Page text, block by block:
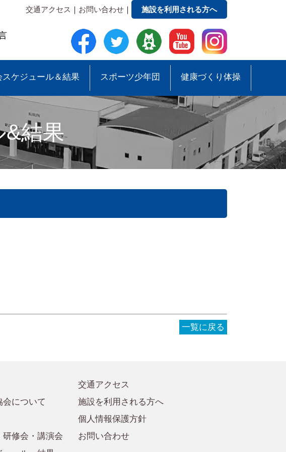
交通アクセス ｜ お問い合わせ ｜ 施設を利用される方へ
●緑地公園ガイドマップ
スケジュール＆結果 スポーツ少年団
告書 ●スポーツ少年団助成事業
健康づくり体操
結果
一覧に戻る
会について
研修会・講演会
交通アクセス
施設を利用される方へ
個人情報保護方針
お問い合わせ